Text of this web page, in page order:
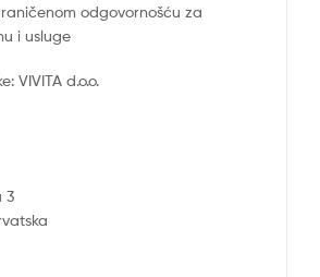
odgovornošću za
i usluge
VIVITA d.o.o.
3